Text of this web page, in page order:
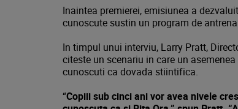
Inaintea premierei, emisiunea a
cunoscute sustin un program de
In timpul unui interviu, Larry Pratt,
citeste un scenariu in care un
cunoscuti ca dovada stiintifica.
“Copiii sub cinci ani vor avea nivele